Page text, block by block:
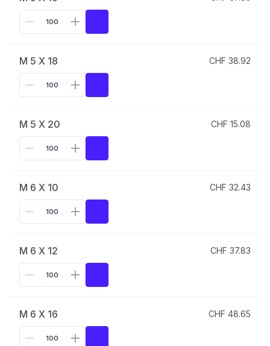
M 5 X 18 CHF 38.92
M 5 X 20 CHF 15.08
M 6 X 10 CHF 32.43
M 6 X 12 CHF 37.83
M 6 X 16 CHF 48.65